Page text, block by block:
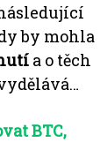
by mohla
a o těch
BTC,